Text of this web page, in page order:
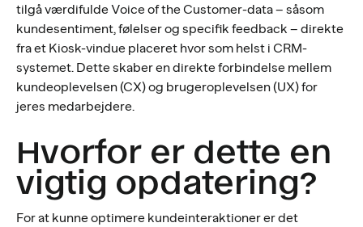
tilgå værdifulde Voice of the Customer-data – såsom
kundesentiment, følelser og specifik feedback – direkte
fra et Kiosk-vindue placeret hvor som helst i CRM-
systemet. Dette skaber en direkte forbindelse mellem
kundeoplevelsen (CX) og brugeroplevelsen (UX) for
jeres medarbejdere.
Hvorfor er dette en
vigtig opdatering?
For at kunne optimere kundeinteraktioner er det